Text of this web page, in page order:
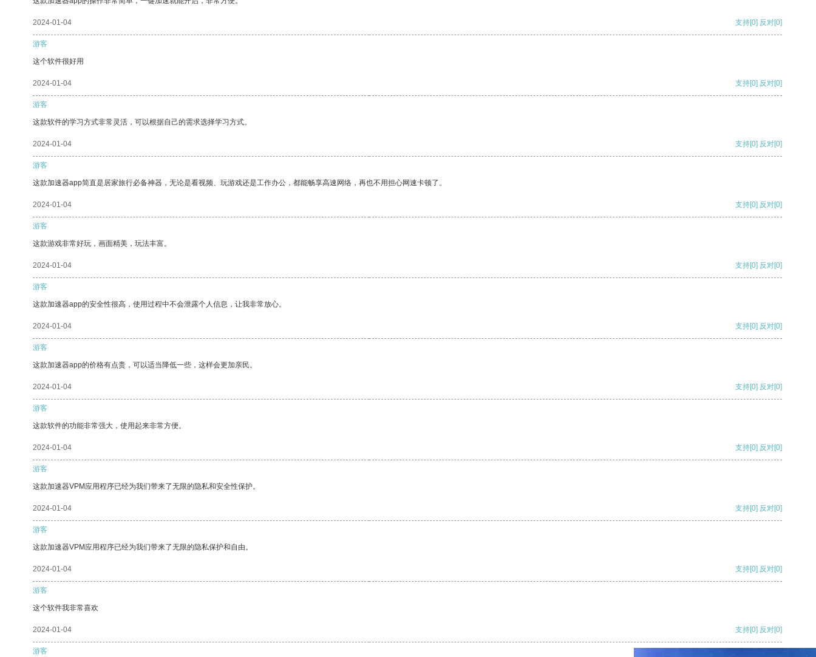
2024-01-04 支持[0] 反对[0]
游客
这个软件很好用
2024-01-04 支持[0] 反对[0]
游客
这款软件的学习方式非常灵活，可以根据自己的需求选择学习方式。
2024-01-04 支持[0] 反对[0]
游客
这款加速器app简直是居家旅行必备神器，无论是看视频、玩游戏还是工作办公，都能畅享高速网络，再也不用担心网速卡顿了。
2024-01-04 支持[0] 反对[0]
游客
这款游戏非常好玩，画面精美，玩法丰富。
2024-01-04 支持[0] 反对[0]
游客
这款加速器app的安全性很高，使用过程中不会泄露个人信息，让我非常放心。
2024-01-04 支持[0] 反对[0]
游客
这款加速器app的价格有点贵，可以适当降低一些，这样会更加亲民。
2024-01-04 支持[0] 反对[0]
游客
这款软件的功能非常强大，使用起来非常方便。
2024-01-04 支持[0] 反对[0]
游客
这款加速器VPM应用程序已经为我们带来了无限的隐私和安全性保护。
2024-01-04 支持[0] 反对[0]
游客
这款加速器VPM应用程序已经为我们带来了无限的隐私保护和自由。
2024-01-04 支持[0] 反对[0]
游客
这个软件我非常喜欢
2024-01-04 支持[0] 反对[0]
游客